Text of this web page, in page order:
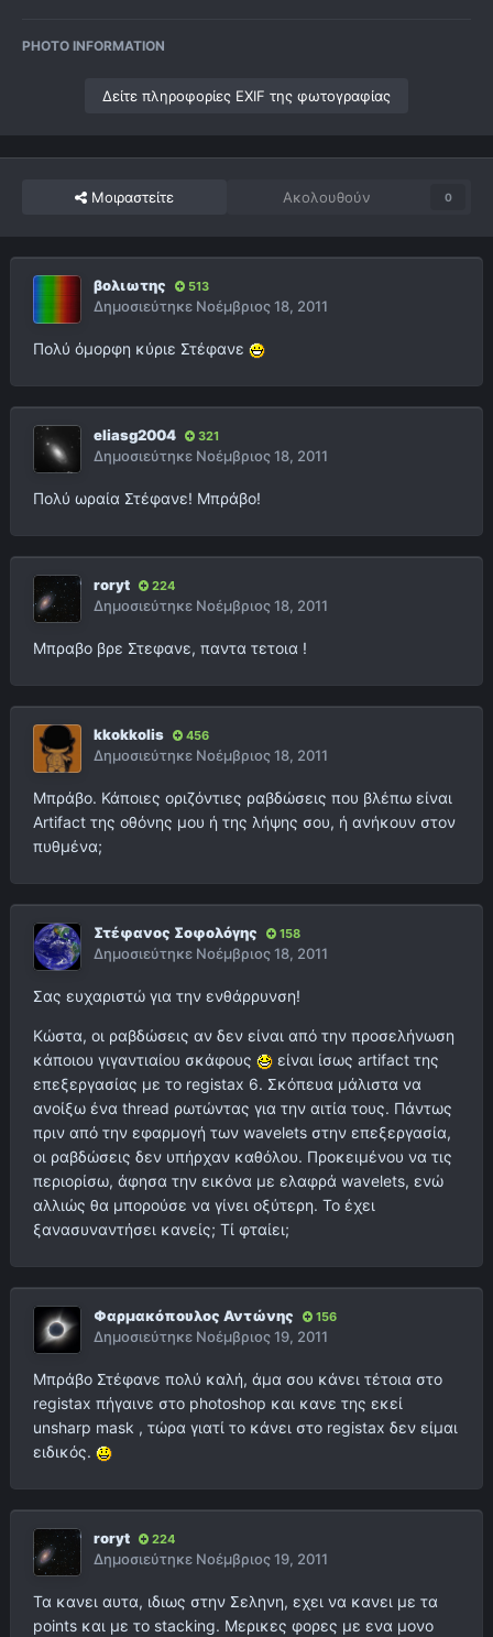
PHOTO INFORMATION
Δείτε πληροφορίες EXIF της φωτογραφίας
Μοιραστείτε Ακολουθούν 0
βολιωτης 513
Δημοσιεύτηκε Νοέμβριος 18, 2011
Πολύ όμορφη κύριε Στέφανε
eliasg2004 321
Δημοσιεύτηκε Νοέμβριος 18, 2011
Πολύ ωραία Στέφανε! Μπράβο!
roryt 224
Δημοσιεύτηκε Νοέμβριος 18, 2011
Μπραβο βρε Στεφανε, παντα τετοια !
kkokkolis 456
Δημοσιεύτηκε Νοέμβριος 18, 2011
Μπράβο. Κάποιες οριζόντιες ραβδώσεις που βλέπω είναι
Artifact της οθόνης μου ή της λήψης σου, ή ανήκουν στον
πυθμένα;
Στέφανος Σοφολόγης 158
Δημοσιεύτηκε Νοέμβριος 18, 2011
Σας ευχαριστώ για την ενθάρρυνση!
Κώστα, οι ραβδώσεις αν δεν είναι από την προσελήνωση
κάποιου γιγαντιαίου σκάφους
είναι ίσως artifact της
επεξεργασίας με το registax 6. Σκόπευα μάλιστα να
ανοίξω ένα thread ρωτώντας για την αιτία τους. Πάντως
πριν από την εφαρμογή των wavelets στην επεξεργασία,
οι ραβδώσεις δεν υπήρχαν καθόλου. Προκειμένου να τις
περιορίσω, άφησα την εικόνα με ελαφρά wavelets, ενώ
αλλιώς θα μπορούσε να γίνει οξύτερη. Το έχει
ξανασυναντήσει κανείς; Τί φταίει;
Φαρμακόπουλος Αντώνης 156
Δημοσιεύτηκε Νοέμβριος 19, 2011
Μπράβο Στέφανε πολύ καλή, άμα σου κάνει τέτοια στο
registax πήγαινε στο photoshop και κανε της εκεί
unsharp mask , τώρα γιατί το κάνει στο registax δεν είμαι
ειδικός.
roryt 224
Δημοσιεύτηκε Νοέμβριος 19, 2011
Τα κανει αυτα, ιδιως στην Σεληνη, εχει να κανει με τα
points και με το stacking. Μερικες φορες με ενα μονο